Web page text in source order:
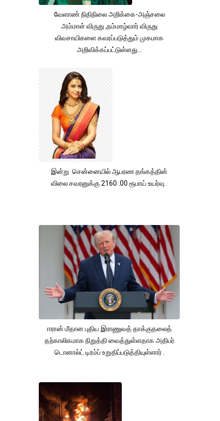
வேளாண் நிதிநிலை அறிக்கை-அஞ்சலை
அம்மாள் விருது ,நம்மாழ்வார் விருது
விவசாயிகளை கவரப்படுத்தும் முகமாக
அறிவிக்கப்பட்டுள்ளது...
இன்று சென்னையில் ஆபரண தங்கத்தின்
விலை சவரனுக்கு 2160 .00 ரூபாய் உயர்வு .
ஈரான் மீதான புதிய இராணுவத் தாக்குதலைத்
தற்காலிகமாக நிறுத்தி வைத்துள்ளதாக அதிபர்
டொனால்ட் டிரம்ப் உறுதிப்படுத்தியுள்ளார் .